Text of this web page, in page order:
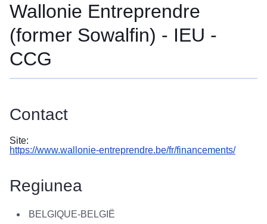
з
України,
що
шукають
війни
можете
Wallonie Entreprendre
(former Sowalfin) - IEU -
CCG
Contact
Site:
https://www.wallonie-entreprendre.be/fr/financements/
Regiunea
BELGIQUE-BELGIË